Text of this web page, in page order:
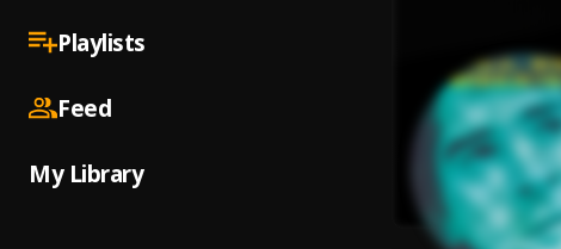
Playlists
Feed
My Library